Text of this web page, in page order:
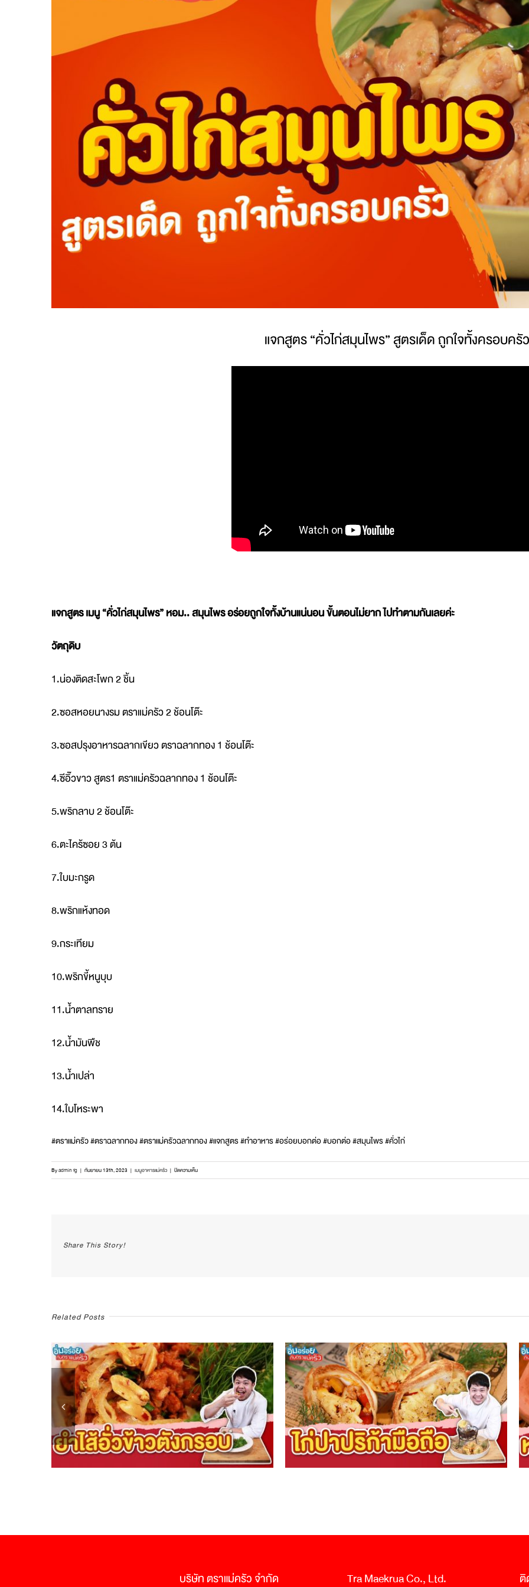
แจกสูตร “คั่วไก่สมุนไพร” สูตรเด็ด ถูกใจทั้งครอบครัว
แจกสูตร เมนู “คั่วไก่สมุนไพร” หอม.. สมุนไพร อร่อยถูกใจทั้งบ้านแน่นอน ขั้นตอนไม่ยาก ไปทำตามกันเลยค่ะ
วัตถุดิบ
1.น่องติดสะโพก2 ชิ้น
2.ซอสหอยนางรม ตราแม่ครัว 2 ช้อนโต๊ะ
3.ซอสปรุงอาหารฉลากเขียว ตราฉลากทอง 1 ช้อนโต๊ะ
4.ซีอิ๊วขาว สูตร1 ตราแม่ครัวฉลากทอง 1 ช้อนโต๊ะ
5.พริกลาบ 2 ช้อนโต๊ะ
6.ตะไคร้ซอย 3 ต้น
7.ใบมะกรูด
8.พริกแห้งทอด
9.กระเทียม
10.พริกขี้หนูบุบ
11.น้ำตาลทราย
12.น้ำมันพืช
13.น้ำเปล่า
14.ใบโหระพา
#ตราแม่ครัว #ตราฉลากทอง #ตราแม่ครัวฉลากทอง #แจกสูตร #ทำอาหาร #อร่อยบอกต่อ #บอกต่อ #สมุนไพร #คั่วไก่
Byadmin fg | กันยายน 13th, 2023 | เมนูอาหารแม่ครัว | ปิดความเห็นบน
แจก
Share This Story!
Related Posts
บริษัท ตราแม่ครัว จำกัด Tra Maekrua Co., Ltd.